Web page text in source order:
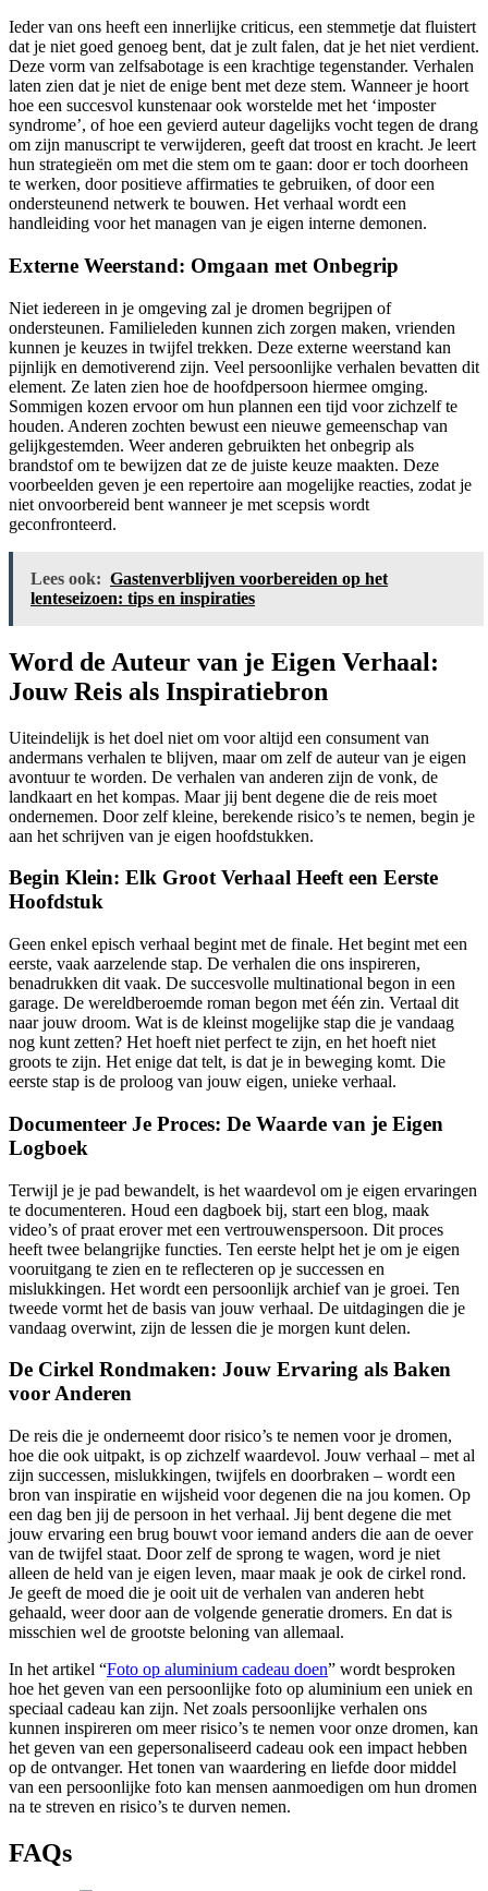
Ieder van ons heeft een innerlijke criticus, een stemmetje dat fluistert
dat je niet goed genoeg bent, dat je zult falen, dat je het niet verdient.
Deze vorm van zelfsabotage is een krachtige tegenstander. Verhalen
laten zien dat je niet de enige bent met deze stem. Wanneer je hoort
hoe een succesvol kunstenaar ook worstelde met het ‘imposter
syndrome’, of hoe een gevierd auteur dagelijks vocht tegen de drang
om zijn manuscript te verwijderen, geeft dat troost en kracht. Je leert
hun strategieën om met die stem om te gaan: door er toch doorheen
te werken, door positieve affirmaties te gebruiken, of door een
ondersteunend netwerk te bouwen. Het verhaal wordt een
handleiding voor het managen van je eigen interne demonen.
Externe Weerstand: Omgaan met Onbegrip
Niet iedereen in je omgeving zal je dromen begrijpen of
ondersteunen. Familieleden kunnen zich zorgen maken, vrienden
kunnen je keuzes in twijfel trekken. Deze externe weerstand kan
pijnlijk en demotiverend zijn. Veel persoonlijke verhalen bevatten dit
element. Ze laten zien hoe de hoofdpersoon hiermee omging.
Sommigen kozen ervoor om hun plannen een tijd voor zichzelf te
houden. Anderen zochten bewust een nieuwe gemeenschap van
gelijkgestemden. Weer anderen gebruikten het onbegrip als
brandstof om te bewijzen dat ze de juiste keuze maakten. Deze
voorbeelden geven je een repertoire aan mogelijke reacties, zodat je
niet onvoorbereid bent wanneer je met scepsis wordt
geconfronteerd.
Lees ook: Gastenverblijven voorbereiden op het
lenteseizoen: tips en inspiraties
Word de Auteur van je Eigen Verhaal:
Jouw Reis als Inspiratiebron
Uiteindelijk is het doel niet om voor altijd een consument van
andermans verhalen te blijven, maar om zelf de auteur van je eigen
avontuur te worden. De verhalen van anderen zijn de vonk, de
landkaart en het kompas. Maar jij bent degene die de reis moet
ondernemen. Door zelf kleine, berekende risico’s te nemen, begin je
aan het schrijven van je eigen hoofdstukken.
Begin Klein: Elk Groot Verhaal Heeft een Eerste
Hoofdstuk
Geen enkel episch verhaal begint met de finale. Het begint met een
eerste, vaak aarzelende stap. De verhalen die ons inspireren,
benadrukken dit vaak. De succesvolle multinational begon in een
garage. De wereldberoemde roman begon met één zin. Vertaal dit
naar jouw droom. Wat is de kleinst mogelijke stap die je vandaag
nog kunt zetten? Het hoeft niet perfect te zijn, en het hoeft niet
groots te zijn. Het enige dat telt, is dat je in beweging komt. Die
eerste stap is de proloog van jouw eigen, unieke verhaal.
Documenteer Je Proces: De Waarde van je Eigen
Logboek
Terwijl je je pad bewandelt, is het waardevol om je eigen ervaringen
te documenteren. Houd een dagboek bij, start een blog, maak
video’s of praat erover met een vertrouwenspersoon. Dit proces
heeft twee belangrijke functies. Ten eerste helpt het je om je eigen
vooruitgang te zien en te reflecteren op je successen en
mislukkingen. Het wordt een persoonlijk archief van je groei. Ten
tweede vormt het de basis van jouw verhaal. De uitdagingen die je
vandaag overwint, zijn de lessen die je morgen kunt delen.
De Cirkel Rondmaken: Jouw Ervaring als Baken
voor Anderen
De reis die je onderneemt door risico’s te nemen voor je dromen,
hoe die ook uitpakt, is op zichzelf waardevol. Jouw verhaal – met al
zijn successen, mislukkingen, twijfels en doorbraken – wordt een
bron van inspiratie en wijsheid voor degenen die na jou komen. Op
een dag ben jij de persoon in het verhaal. Jij bent degene die met
jouw ervaring een brug bouwt voor iemand anders die aan de oever
van de twijfel staat. Door zelf de sprong te wagen, word je niet
alleen de held van je eigen leven, maar maak je ook de cirkel rond.
Je geeft de moed die je ooit uit de verhalen van anderen hebt
gehaald, weer door aan de volgende generatie dromers. En dat is
misschien wel de grootste beloning van allemaal.
In het artikel “Foto op aluminium cadeau doen” wordt besproken
hoe het geven van een persoonlijke foto op aluminium een uniek en
speciaal cadeau kan zijn. Net zoals persoonlijke verhalen ons
kunnen inspireren om meer risico’s te nemen voor onze dromen, kan
het geven van een gepersonaliseerd cadeau ook een impact hebben
op de ontvanger. Het tonen van waardering en liefde door middel
van een persoonlijke foto kan mensen aanmoedigen om hun dromen
na te streven en risico’s te durven nemen.
FAQs